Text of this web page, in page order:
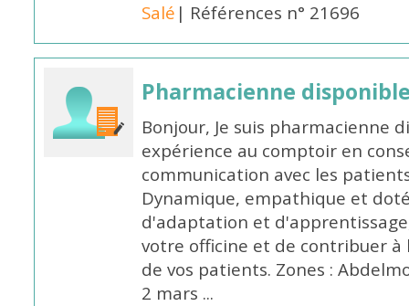
Salé | Références n° 21696
Pharmacienne
Bonjour, Je suis pharmacienne
expérience au comptoir en
communication avec les
Dynamique, empathique et
d'adaptation et
votre officine et de contribuer
de vos patients. Zones :
2 mars ...